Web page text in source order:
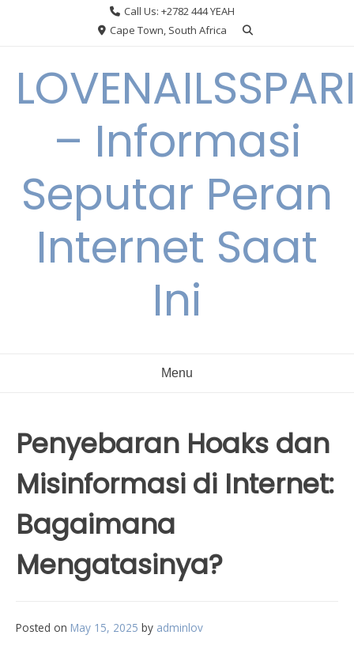
Call Us: +2782 444 YEAH
Cape Town, South Africa
– Informasi
Seputar Peran
Internet Saat
Ini
Menu
Penyebaran Hoaks dan
Misinformasi di Internet:
Bagaimana
Mengatasinya?
Posted on May 15, 2025 by adminlov